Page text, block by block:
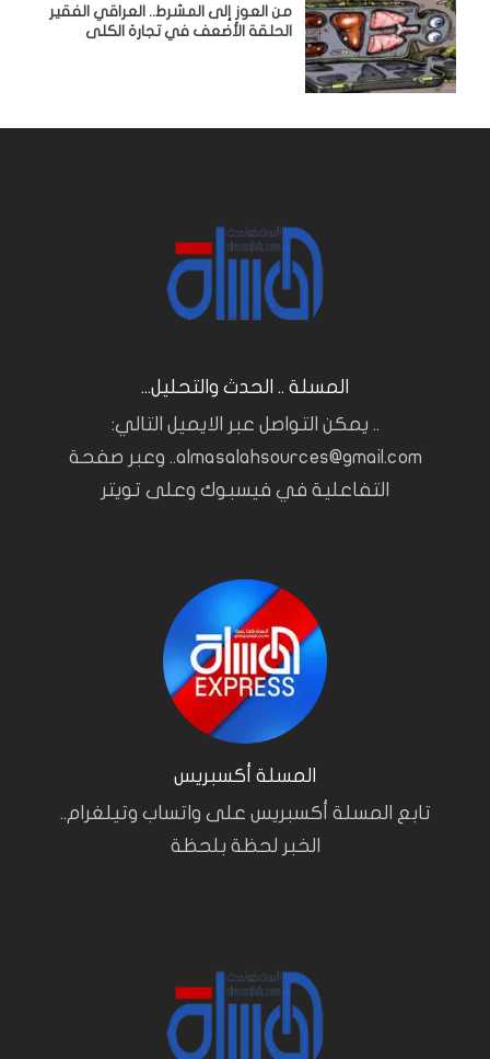
من العوز إلى المشرط.. العراقي الفقير
الحلقة الأضعف في تجارة الكلى
المسلة .. الحدث والتحليل...
.. يمكن التواصل عبر الايميل التالي:
almasalahsources@gmail.com.. وعبر صفحة
التفاعلية في فيسبوك وعلى تويتر
المسلة أكسبريس
تابع المسلة أكسبريس على واتساب وتيلغرام..
الخبر لحظة بلحظة